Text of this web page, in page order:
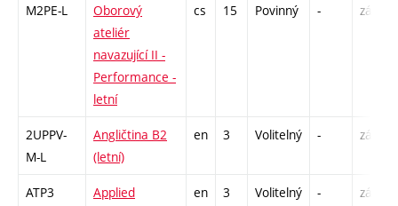
M2PE-L
Oborový
ateliér
navazující II -
Performance -
letní
cs 15 Povinný - zá
2UPPV-
M-L
Angličtina B2
(letní)
en 3 Volitelný - zá,zk
ATP3
Applied
en 3 Volitelný - zá